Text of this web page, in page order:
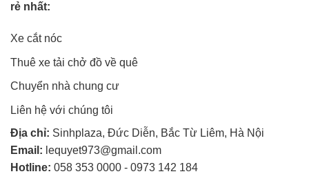
rẻ nhất:
Xe cắt nóc
Thuê xe tải chở đồ về quê
Chuyển nhà chung cư
Liên hệ với chúng tôi
Địa chỉ: Sinhplaza, Đức Diễn, Bắc Từ Liêm, Hà Nội
Email: lequyet973@gmail.com
Hotline: 058 353 0000 - 0973 142 184